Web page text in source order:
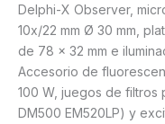
Delphi-X Observer,
10x/22 mm Ø 30 mm,
de 78 x 32 mm e
Accesorio de
100 W, juegos de filtros
DM500 EM520LP) y